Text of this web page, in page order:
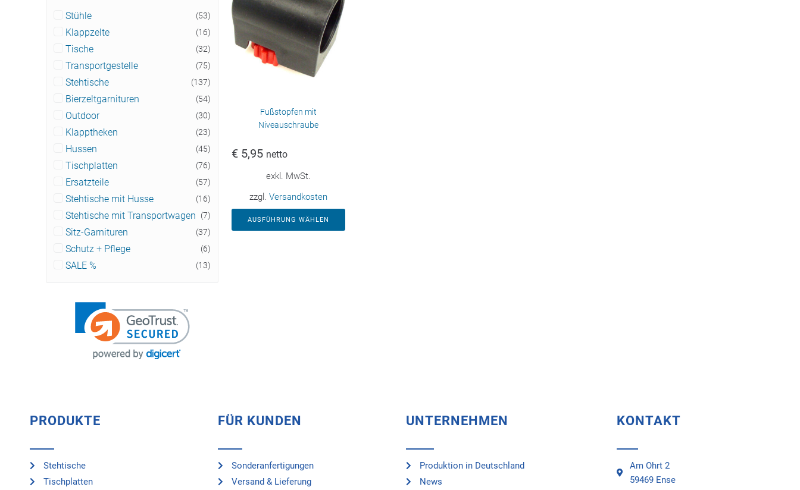
Fußstopfen mit
Niveauschraube
€ 5,95 netto
exkl. MwSt.
zzgl. Versandkosten
AUSFÜHRUNG WÄHLEN
Stühle (53)
Klappzelte (16)
Tische (32)
Transportgestelle (75)
Stehtische (137)
Bierzeltgarnituren (54)
Outdoor (30)
Klapptheken (23)
Hussen (45)
Tischplatten (76)
Ersatzteile (57)
Stehtische mit Husse (16)
Stehtische mit Transportwagen (7)
Sitz-Garnituren (37)
Schutz + Pflege (6)
SALE % (13)
PRODUKTE
Stehtische
Tischplatten
FÜR KUNDEN
Sonderanfertigungen
Versand & Lieferung
UNTERNEHMEN
Produktion in Deutschland
News
KONTAKT
Am Ohrt 2
59469 Ense